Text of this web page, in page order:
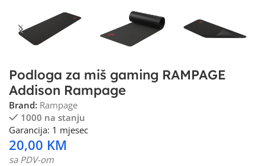
Podloga za miš gaming RAMPAGE
Addison Rampage
Brand: Rampage
1000 na stanju
Garancija: 1 mjesec
20,00 KM
sa PDV-om